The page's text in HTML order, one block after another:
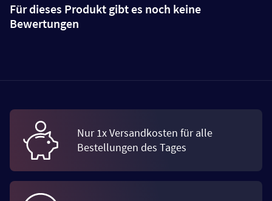
Für dieses Produkt gibt es noch keine
Bewertungen
Nur 1x Versandkosten für alle
Bestellungen des Tages